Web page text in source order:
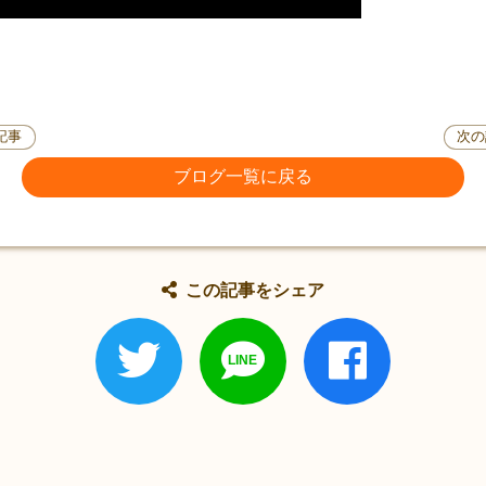
事
ブログ一覧に戻る
次
この記事をシェア